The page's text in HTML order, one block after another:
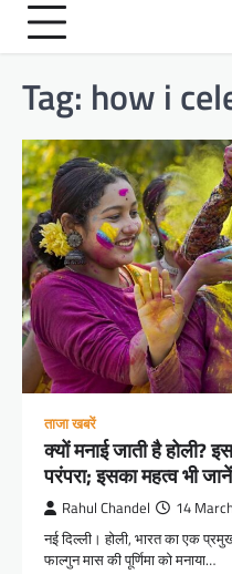
Tag: how i
ताजा खबरें
क्यों मनाई जाती है होली?
परंपरा; इसका महत्व भी जानें
Rahul Chandel 14
नई दिल्ली। होली, भारत का एक
फाल्गुन मास की पूर्णिमा को मनाया…